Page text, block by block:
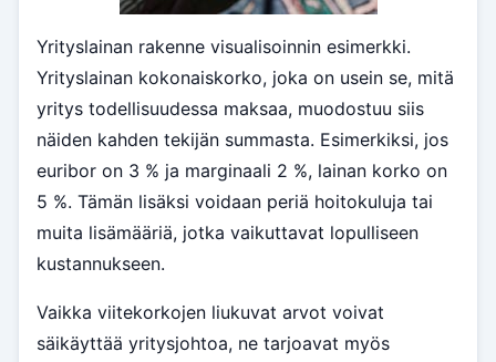
Yrityslainan rakenne visualisoinnin esimerkki.
Yrityslainan kokonaiskorko, joka on usein se, mitä
yritys todellisuudessa maksaa, muodostuu siis
näiden kahden tekijän summasta. Esimerkiksi, jos
euribor on 3 % ja marginaali 2 %, lainan korko on
5 %. Tämän lisäksi voidaan periä hoitokuluja tai
muita lisämääriä, jotka vaikuttavat lopulliseen
kustannukseen.
Vaikka viitekorkojen liukuvat arvot voivat
säikäyttää yritysjohtoa, ne tarjoavat myös